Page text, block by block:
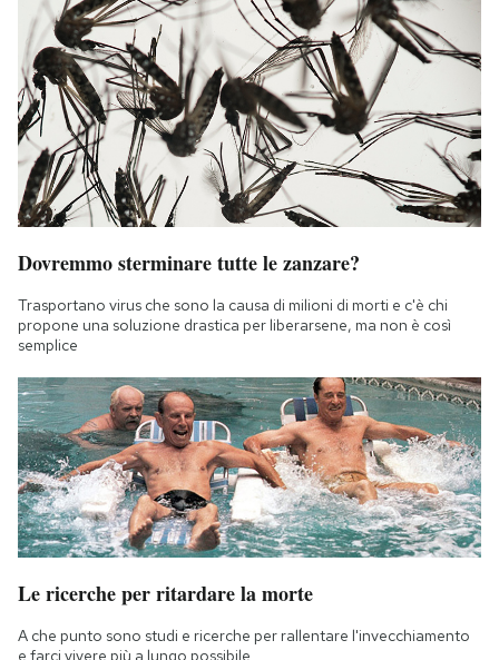
Dovremmo sterminare tutte le zanzare?
Trasportano virus che sono la causa di milioni di morti e c'è chi
propone una soluzione drastica per liberarsene, ma non è così
semplice
Le ricerche per ritardare la morte
A che punto sono studi e ricerche per rallentare l'invecchiamento